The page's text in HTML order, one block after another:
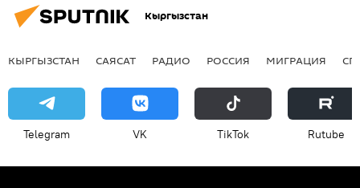
Кыргызстан
КЫРГЫЗСТАН САЯСАТ РАДИО РОССИЯ МИГРАЦИЯ
Telegram VK ТikТоk Rutube